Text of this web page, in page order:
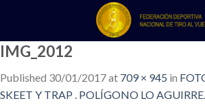
content
IMG_2012
Published 30/01/2017at 709 × 945 in
SKEET Y TRAP . POLÍGONO LO